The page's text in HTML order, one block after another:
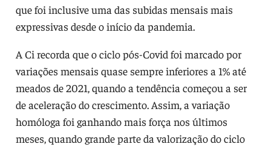
que foi inclusive uma das subidas mensais mais
expressivas desde o início da pandemia.
A Ci recorda que o ciclo pós-Covid foi marcado por
variações mensais quase sempre inferiores a 1% até
meados de 2021, quando a tendência começou a ser
de aceleração do crescimento. Assim, a variação
homóloga foi ganhando mais força nos últimos
meses, quando grande parte da valorização do ciclo